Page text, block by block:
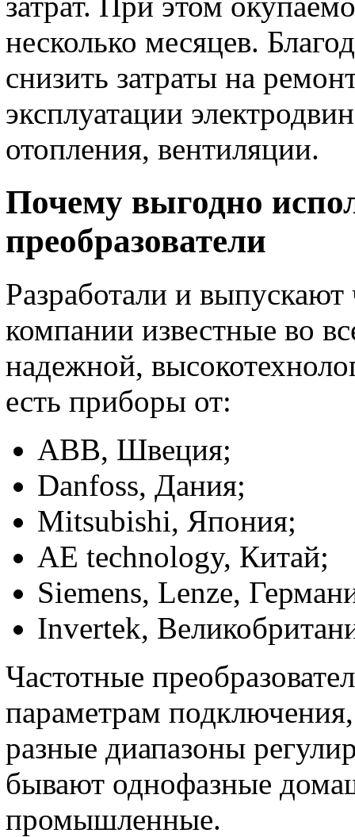
несколько месяцев.
снизить затраты на
эксплуатации
отопления, вентиляции.
Почему выгодно
преобразователи
Разработали и выпускают
компании известные во
надежной,
есть приборы от:
АВВ, Швеция;
Danfoss, Дания;
Mitsubishi, Япония;
AE technology, Китай;
Siemens, Lenze,
Invertek,
Частотные
параметрам
разные диапазоны
бывают однофазные
промышленные.